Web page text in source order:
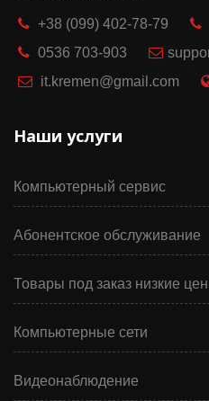
+38 (099) 402-78-79
0536 703-903
it.kremen@gmail.com
Наши услуги
Компьютерный сервис
Абонентское обслуживание
Товары под заказ низкие
Компьютерные сети
Видеонаблюдение